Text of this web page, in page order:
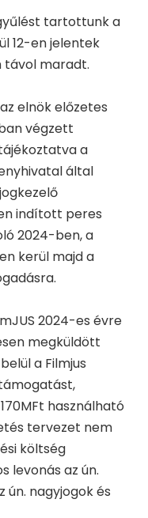
tartottunk a
12-en jelentek
távol maradt.
elnök előzetes
végzett
a
által
indított peres
2024-ben, a
kerül majd a
2024-es évre
megküldött
a Filmjus
használható
tervezet nem
költség
levonás az ún.
ún. nagyjogok és